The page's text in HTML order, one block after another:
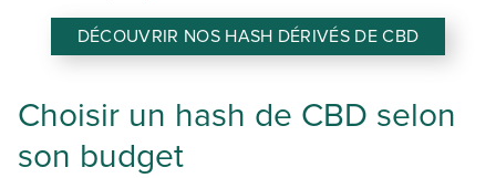
DÉCOUVRIR NOS HASH DÉRIVÉS DE CBD
Choisir un hash de CBD selon
son budget